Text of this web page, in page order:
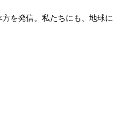
を発信。私たちにも、地球